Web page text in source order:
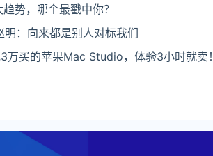
势，哪个最戳中你？
明：向来都是别人对标我们
万买的苹果Mac Studio，体验3小时就卖！